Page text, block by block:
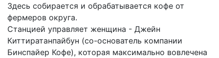
Здесь собирается и обрабатывается кофе от
фермеров округа.
Станцией управляет женщина - Джейн
Киттиратанпайбун (со-основатель компании
Бинспайер Кофе), которая максимально вовлечена